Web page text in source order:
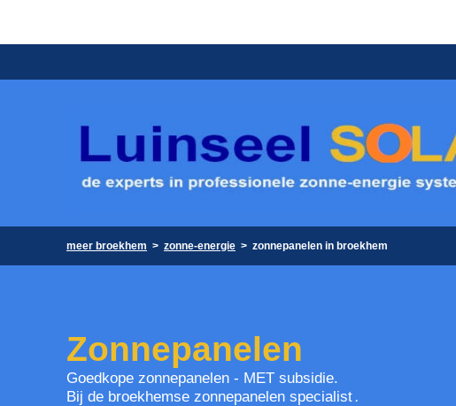
meer broekhem > zonne-energie > zonnepanelen in broekhem
Zonnepanelen
Goedkope zonnepanelen - MET subsidie.
Bij de broekhemse zonnepanelen specialist.